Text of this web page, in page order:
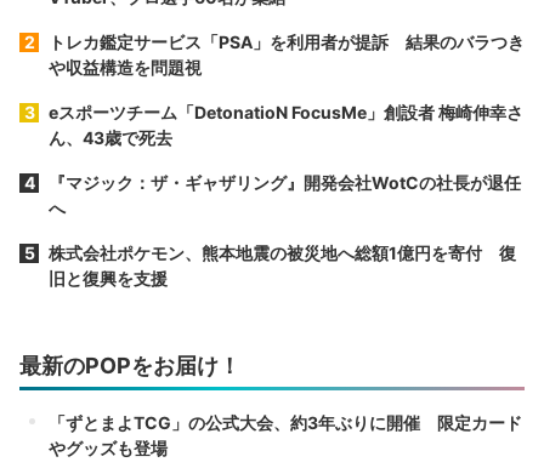
トレカ鑑定サービス「PSA」を利用者が提訴 結果のバラつき
や収益構造を問題視
eスポーツチーム「DetonatioN FocusMe」創設者 梅崎伸幸さ
ん、43歳で死去
『マジック：ザ・ギャザリング』開発会社WotCの社長が退任
へ
株式会社ポケモン、熊本地震の被災地へ総額1億円を寄付 復
旧と復興を支援
最新のPOPをお届け！
「ずとまよTCG」の公式大会、約3年ぶりに開催 限定カード
やグッズも登場